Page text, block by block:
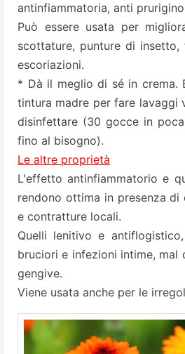
antinfiammatoria, anti­
Può essere usata per
scottature, punture di insetto,
escoriazioni.
* Dà il meglio di sé in crema.
tintura madre per fare lavaggi
disinfettare (30 gocce in
fino al bisogno).
Le altre proprietà
L'effetto antinfiammatorio e
rendono ottima in presenza
e contratture locali.
Quelli lenitivo e
bruciori e infezioni intime, mal
gengive.
Viene usata anche per le